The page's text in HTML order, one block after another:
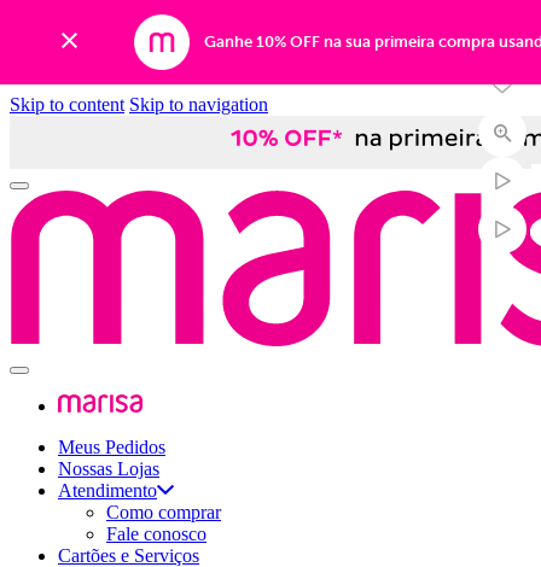
Ganhe 10% OFF na sua primeira compra
Skip to content Skip to navigation
Meus Pedidos
Nossas Lojas
Atendimento
Como comprar
Fale conosco
Cartões e Serviços